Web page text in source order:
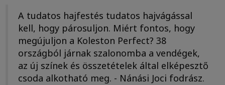
A tudatos hajfestés tudatos hajvágással
kell, hogy párosuljon. Miért fontos, hogy
megújuljon a Koleston Perfect? 38
országból járnak szalonomba a vendégek,
az új színek és összetételek által elképesztő
csoda alkotható meg. - Nánási Joci fodrász.